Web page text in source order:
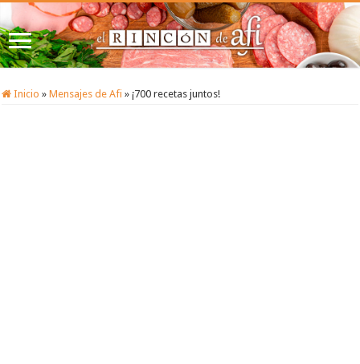
Inicio » Mensajes de Afi » ¡700 recetas juntos!